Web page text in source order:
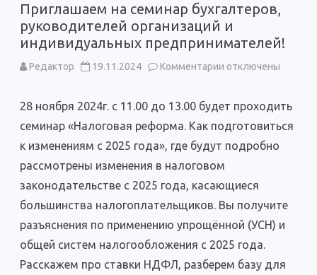
Приглашаем на семинар бухгалтеров,
руководителей организаций и
индивидуальных предпринимателей!
Редактор 19.11.2024 Комментарии к
семинар
бухгалтеров,
руководителей
организаций
и
индивидуальных
отключены
28 ноября 2024г. с 11.00 до 13.00 будет проходить
семинар «Налоговая реформа. Как подготовиться
к изменениям с 2025 года», где будут подробно
рассмотрены изменения в налоговом
законодательстве с 2025 года, касающиеся
большинства налогоплательщиков. Вы получите
разъяснения по применению упрощённой (УСН) и
общей систем налогообложения с 2025 года.
Расскажем про ставки НДФЛ, разберем базу для